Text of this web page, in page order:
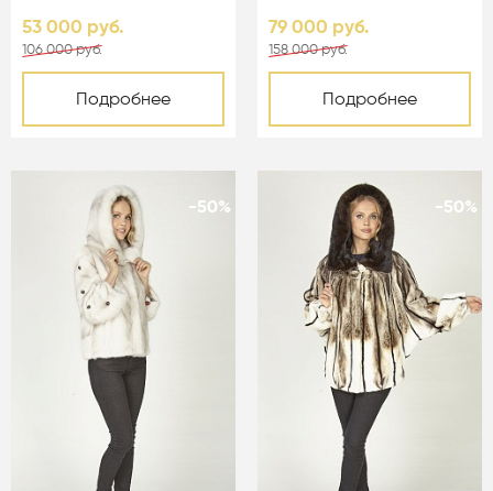
53 000 руб.
106 000 руб.
Подробнее
79 000 руб.
158 000 руб.
Подробнее
-50% -50%